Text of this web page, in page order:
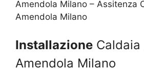
Amendola Milano – Assitenza
Amendola Milano
Installazione Caldaia
Amendola Milano